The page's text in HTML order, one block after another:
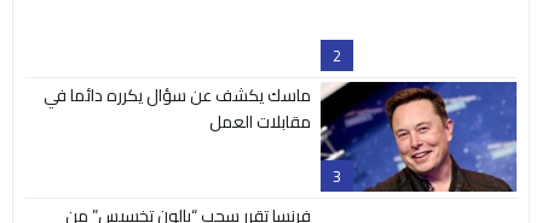
2
3
ماسك يكشف عن سؤال يكرره دائما في
مقابلات العمل
فرنسا تقرر سحب “بالون تخسيس” من